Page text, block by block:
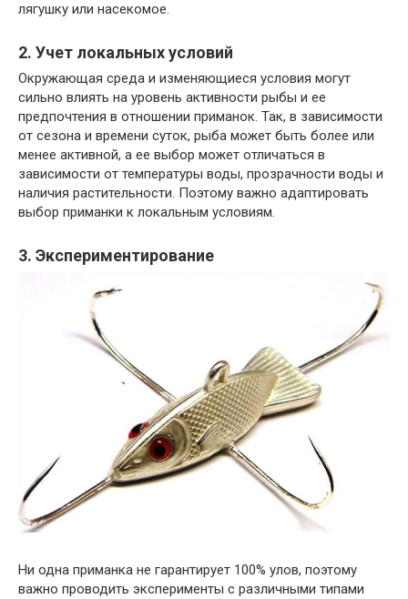
лягушку или насекомое.
2. Учет локальных условий
Окружающая среда и изменяющиеся условия могут
сильно влиять на уровень активности рыбы и ее
предпочтения в отношении приманок. Так, в зависимости
от сезона и времени суток, рыба может быть более или
менее активной, а ее выбор может отличаться в
зависимости от температуры воды, прозрачности воды и
наличия растительности. Поэтому важно адаптировать
выбор приманки к локальным условиям.
3. Экспериментирование
Ни одна приманка не гарантирует 100% улов, поэтому
важно проводить эксперименты с различными типами